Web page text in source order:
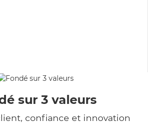
sur 3 valeurs
confiance et innovation